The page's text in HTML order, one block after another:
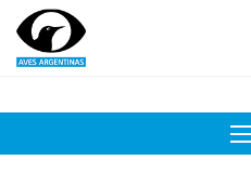
Pasar al contenido principal